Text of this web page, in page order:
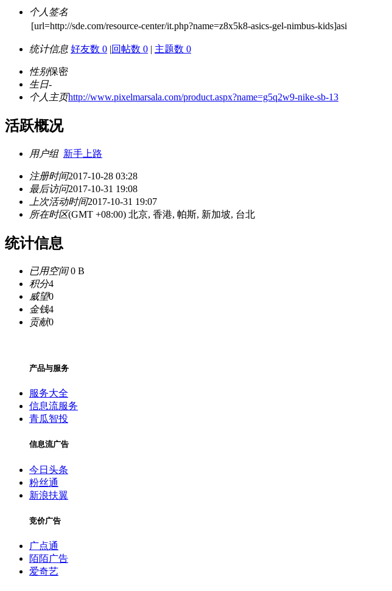
个人签名
[url=http://sde.com/resource-center/it.php?name=z8x5k8-asics-gel-nimbus-kids]asi
统计信息 好友数 0 |回帖数 0 | 主题数 0
性别保密
生日-
个人主页http://www.pixelmarsala.com/product.aspx?name=g5q2w9-nike-sb-13
活跃概况
用户组 新手上路
注册时间2017-10-28 03:28
最后访问2017-10-31 19:08
上次活动时间2017-10-31 19:07
所在时区(GMT +08:00) 北京, 香港, 帕斯, 新加坡, 台北
统计信息
已用空间0 B
积分4
威望0
金钱4
贡献0
产品与服务
服务大全
信息流服务
青瓜智投
信息流广告
今日头条
粉丝通
新浪扶翼
竞价广告
广点通
陌陌广告
爱奇艺